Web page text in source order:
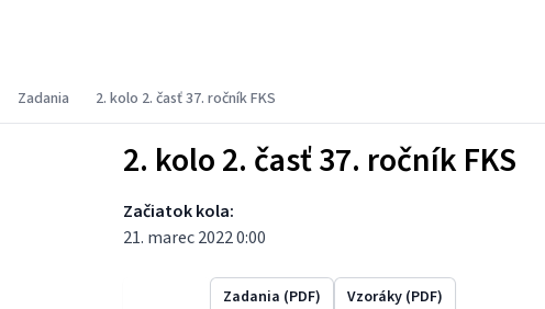
Zadania 2. kolo 2. časť 37. ročník FKS
2. kolo 2. časť 37. ročník FKS
Začiatok kola:
21. marec 2022 0:00
Zadania (PDF) Vzoráky (PDF)